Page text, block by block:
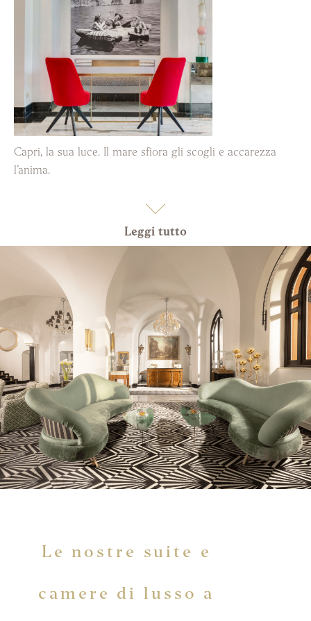
Capri, la sua luce. Il mare sfiora gli scogli e accarezza
l’anima.
Leggi tutto
Le nostre suite e
camere di lusso a